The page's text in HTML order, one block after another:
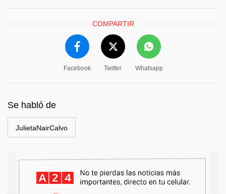
COMPARTIR
Facebook Twitter Whatsapp
Se habló de
JulietaNairCalvo